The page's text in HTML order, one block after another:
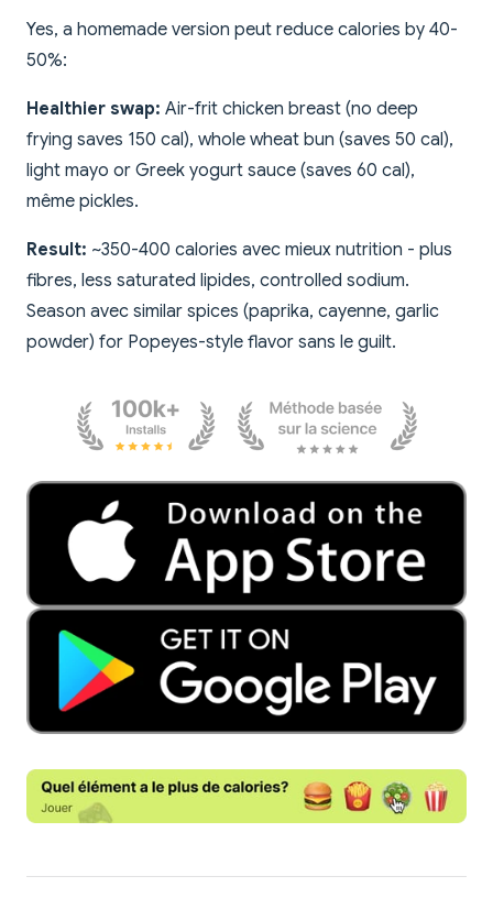
Yes, a homemade version peut reduce calories by 40-
50%:
Healthier swap: Air-frit chicken breast (no deep
frying saves 150 cal), whole wheat bun (saves 50 cal),
light mayo or Greek yogurt sauce (saves 60 cal),
même pickles.
Result: ~350-400 calories avec mieux nutrition - plus
fibres, less saturated lipides, controlled sodium.
Season avec similar spices (paprika, cayenne, garlic
powder) for Popeyes-style flavor sans le guilt.